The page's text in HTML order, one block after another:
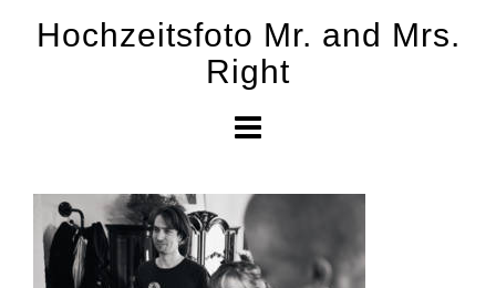
Hochzeitsfoto Mr. and Mrs.
Right